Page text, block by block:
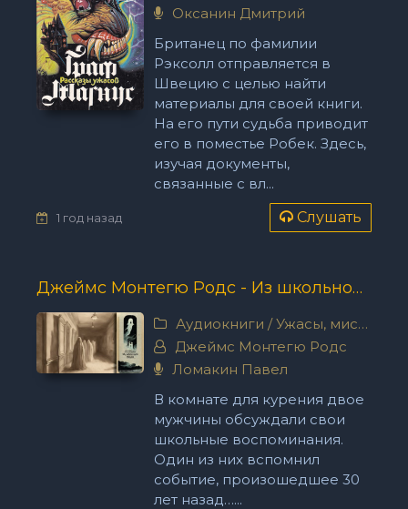
Оксанин Дмитрий
Британец по фамилии
Рэксолл отправляется в
Швецию с целью найти
материалы для своей книги.
На его пути судьба приводит
его в поместье Робек. Здесь,
изучая документы,
связанные с вл...
1 год назад Слушать
Джеймс Монтегю Родс - Из школьной жизни
Аудиокниги /Ужасы, мистика
Джеймс Монтегю Родс
Ломакин Павел
В комнате для курения двое
мужчины обсуждали свои
школьные воспоминания.
Один из них вспомнил
событие, произошедшее 30
лет назад…...